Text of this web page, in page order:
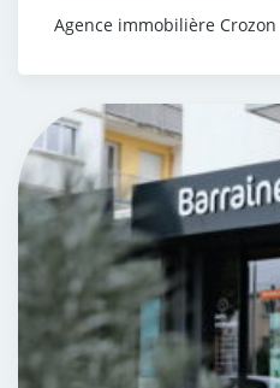
Agence immobilière Crozon